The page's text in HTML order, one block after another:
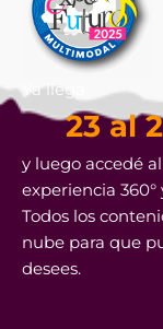
Ya llega
23 al
y luego accedé
experiencia
Todos los
nube para que
desees.